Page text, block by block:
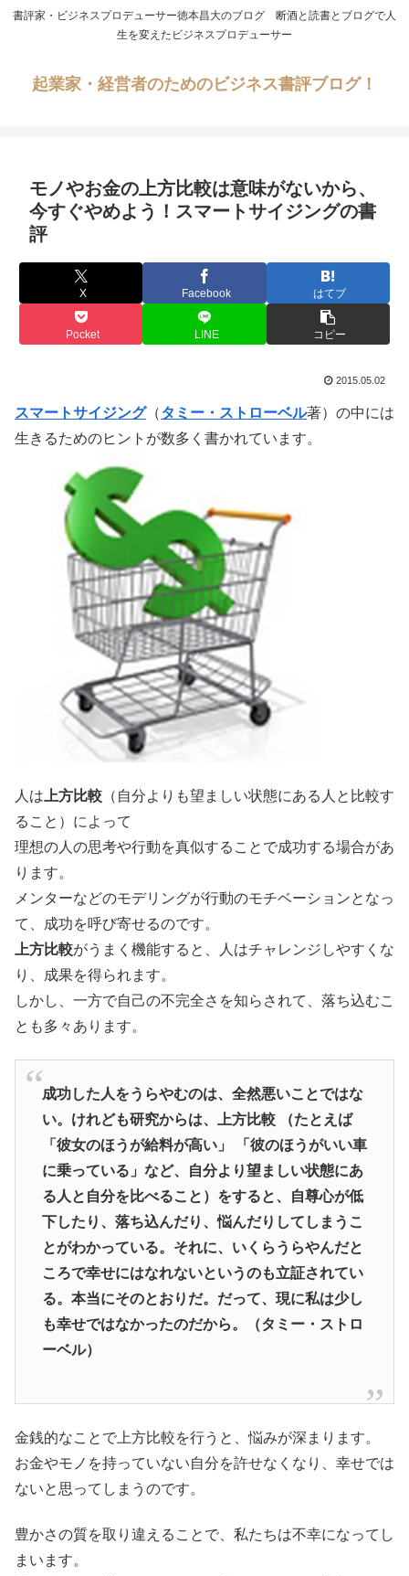
書評家・ビジネスプロデューサー徳本昌大のブログ 断酒と読書とブログで人
生を変えたビジネスプロデューサー
起業家・経営者のためのビジネス書評ブログ！
モノやお金の上方比較は意味がないから、
今すぐやめよう！スマートサイジングの書
評
X Facebook はてブ
Pocket LINE コピー
2015.05.02
スマートサイジング（タミー・ストローベル著）の中には
生きるためのヒントが数多く書かれています。
人は 上方比較 （自分よりも望ましい状態にある人と比較す
ること）によって
理想の人の思考や行動を真似することで成功する場合があ
ります。
メンターなどのモデリングが行動のモチベーションとなっ
て、成功を呼び寄せるのです。
上方比較がうまく機能すると、人はチャレンジしやすくな
り、成果を得られます。
しかし、一方で自己の不完全さを知らされて、落ち込むこ
とも多々あります。
成功した人をうらやむのは、全然悪いことではな
い。けれども研究からは、上方比較 （たとえば
「彼女のほうが給料が高い」 「彼のほうがいい車
に乗っている」など、自分より望ましい状態にあ
る人と自分を比べること）をすると、自尊心が低
下したり、落ち込んだり、悩んだりしてしまうこ
とがわかっている。それに、いくらうらやんだと
ころで幸せにはなれないというのも立証されてい
る。本当にそのとおりだ。だって、現に私は少し
も幸せではなかったのだから。（タミー・ストロ
ーベル）
金銭的なことで上方比較を行うと、悩みが深まります。
お金やモノを持っていない自分を許せなくなり、幸せでは
ないと思ってしまうのです。
豊かさの質を取り違えることで、私たちは不幸になってし
まいます。